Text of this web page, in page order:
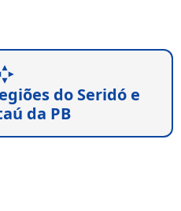
do Seridó e
da PB